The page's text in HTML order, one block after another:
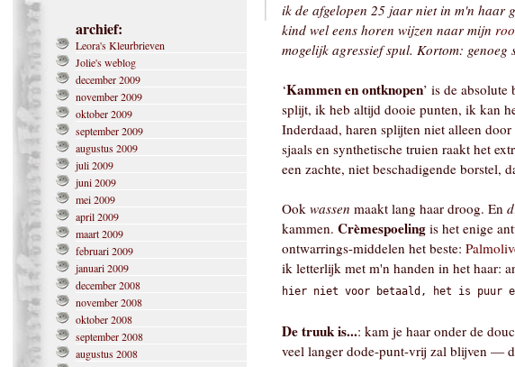
archief:
Leora's Kleurbrieven
Jolie's weblog
december 2009
november 2009
oktober 2009
september 2009
augustus 2009
juli 2009
juni 2009
mei 2009
april 2009
maart 2009
februari 2009
januari 2009
december 2008
november 2008
oktober 2008
september 2008
augustus 2008
ik de afgelopen 25 jaar niet in m'n haar
kind wel eens horen wijzen naar mijn
mogelijk agressief spul. Kortom:
‘Kammen en ontknopen’ is de
splijt, ik heb altijd dooie punten, ik kan
Inderdaad, haren splijten niet alleen
sjaals en synthetische truien raakt het
een zachte, niet beschadigende borstel,
Ook wassen maakt lang haar droog. En
kammen. Crèmespoeling is het enige
ontwarrings-middelen het beste:
ik letterlijk met m'n handen in het haar:
hier niet voor betaald, het is puur
De truuk is...: kam je haar onder de
veel langer dode-punt-vrij zal blijven —